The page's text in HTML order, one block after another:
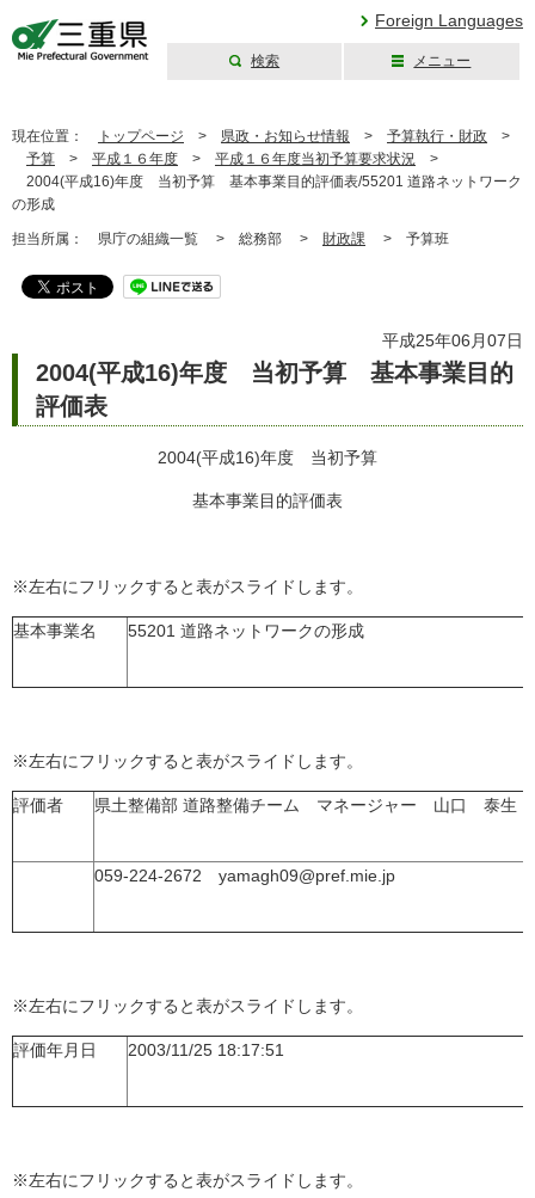
Foreign Languages
検索 メニュー
現在位置： トップページ > 県政・お知らせ情報 > 予算執行・財政 >
予算 > 平成１６年度 > 平成１６年度当初予算要求状況 >
2004(平成16)年度 当初予算 基本事業目的評価表/55201 道路ネットワーク
の形成
担当所属： 県庁の組織一覧 > 総務部 > 財政課 > 予算班
平成25年06月07日
2004(平成16)年度 当初予算 基本事業目的
評価表
2004(平成16)年度 当初予算
基本事業目的評価表
※左右にフリックすると表がスライドします。
基本事業名 55201 道路ネットワークの形成
※左右にフリックすると表がスライドします。
評価者 県土整備部 道路整備チーム マネージャー 山口 泰生
059-224-2672 yamagh09@pref.mie.jp
※左右にフリックすると表がスライドします。
評価年月日 2003/11/25 18:17:51
※左右にフリックすると表がスライドします。